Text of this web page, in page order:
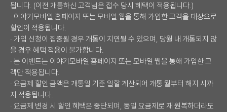
됩니다. (이전 개통하신 고객님은 접수 당시 혜택이 적용됩니다.)
· 이야기모바일 홈페이지 또는 모바일 웹을 통해 가입한 고객을 대상으로
할인이 적용됩니다.
· 가입 신청이 집중될 경우 개통이 지연될 수 있으며, 당월 내 개통되지 않
을 경우 혜택 적용이 불가합니다.
· 본 이벤트는 이야기모바일 홈페이지 또는 모바일 웹을 통해 가입한 고
객만 적용됩니다.
· 요금제 할인 금액은 개통일 기준 일할 계산되어 개통 월부터 해지 시까
지 적용됩니다.
· 요금제 변경 시 할인 혜택은 중단되며, 동일 요금제로 재 원복하더라도